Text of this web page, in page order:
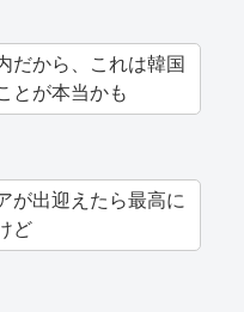
だから、これは韓国
とが本当かも
が出迎えたら最高に
ど